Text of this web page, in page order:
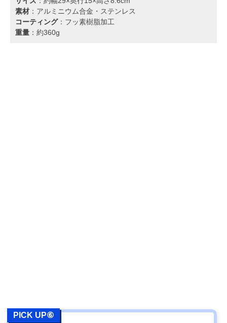
素材 ：アルミニウム合金・ステンレス
コーティング：フッ素樹脂加工
重量 ：約360g
PICK UP⑥